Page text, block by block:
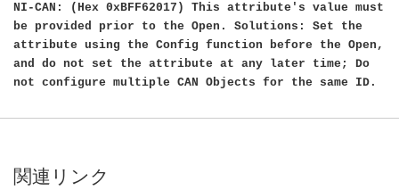
NI-CAN: (Hex 0xBFF62017) This attribute's value must
be provided prior to the Open. Solutions: Set the
attribute using the Config function before the Open,
and do not set the attribute at any later time; Do
not configure multiple CAN Objects for the same ID.
関連リンク